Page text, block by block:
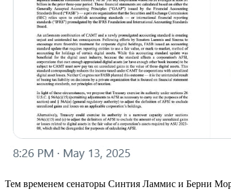
Тем временем сенаторы Синтия Ламмис и Берни